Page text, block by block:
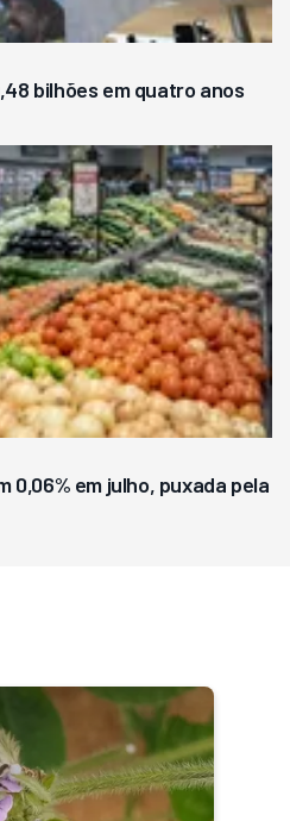
bilhões em quatro anos
0,06% em julho, puxada pela